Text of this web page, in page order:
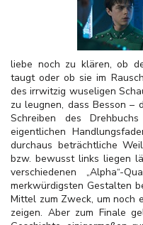
liebe noch zu klären, ob
taugt oder ob sie im
des irrwitzig wuseligen
zu leugnen, dass Besson –
Schreiben des
eigentlichen
durchaus beträchtliche
bzw. bewusst links liegen
verschiedenen „Alpha“-
merkwürdigsten Gestalten
Mittel zum Zweck, um noch
zeigen. Aber zum Finale